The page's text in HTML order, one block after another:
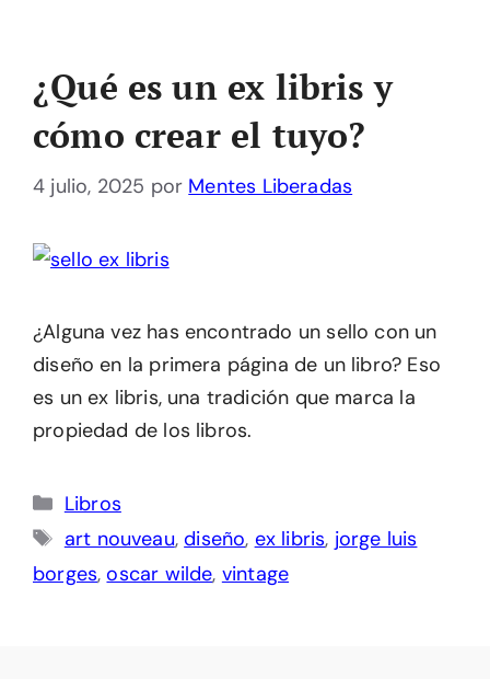
¿Qué es un ex libris y
cómo crear el tuyo?
4 julio, 2025 por Mentes Liberadas
¿Alguna vez has encontrado un sello con un
diseño en la primera página de un libro? Eso
es un ex libris, una tradición que marca la
propiedad de los libros.
Categorías
Libros
Etiquetas
art nouveau,diseño, ex libris, jorge luis
borges,oscar wilde, vintage